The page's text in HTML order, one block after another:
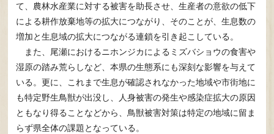
て、農林水産業に対する被害を助長させ、生産者の意欲の低下
による耕作放棄地等の拡大につながり、そのことが、生息数の
増加と生息域の拡大につながる連鎖を引き起こしている。
また、尾瀬におけるニホンジカによるミズバショウの食害や
湿原の踏み荒らしなど、本県の生態系にも深刻な影響を与えて
いる。更に、これまで生息が確認されなかった地域や市街地に
も特定野生鳥獣が出没し、人身被害の発生や感染症拡大の原因
ともなり得ることなどから、鳥獣被害対策は特定の地域に留ま
らず県全体の課題となっている。